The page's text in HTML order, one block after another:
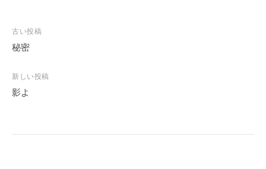
投
稿
ビ
ゲ
古い投稿
秘密
新しい投稿
影よ